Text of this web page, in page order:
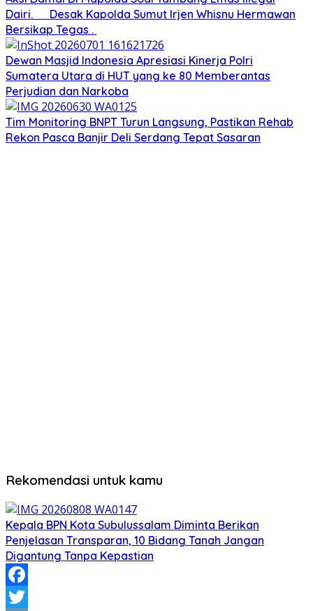
Dairi. Desak Kapolda Sumut Irjen Whisnu Hermawan
Bersikap Tegas .
Dewan Masjid Indonesia Apresiasi Kinerja Polri
Sumatera Utara di HUT yang ke 80 Memberantas
Perjudian dan Narkoba
Tim Monitoring BNPT Turun Langsung, Pastikan Rehab
Rekon Pasca Banjir Deli Serdang Tepat Sasaran
Rekomendasi untuk kamu
Kepala BPN Kota Subulussalam Diminta Berikan
Penjelasan Transparan, 10 Bidang Tanah Jangan
Digantung Tanpa Kepastian
Facebook